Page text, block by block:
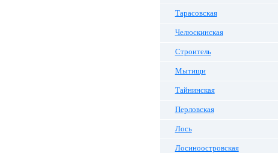
Тарасовская
Челюскинская
Строитель
Мытищи
Тайнинская
Перловская
Лось
Лосиноостровская